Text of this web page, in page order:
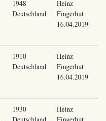
1948
Deutschland
Heinz
Fingerhut
16.04.2019
1910
Deutschland
Heinz
Fingerhut
16.04.2019
1930
Deutschland
Heinz
Fingerhut